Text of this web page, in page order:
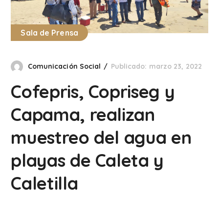
Sala de Prensa
Comunicación Social Publicado: marzo 23, 2022
Cofepris, Copriseg y
Capama, realizan
muestreo del agua en
playas de Caleta y
Caletilla